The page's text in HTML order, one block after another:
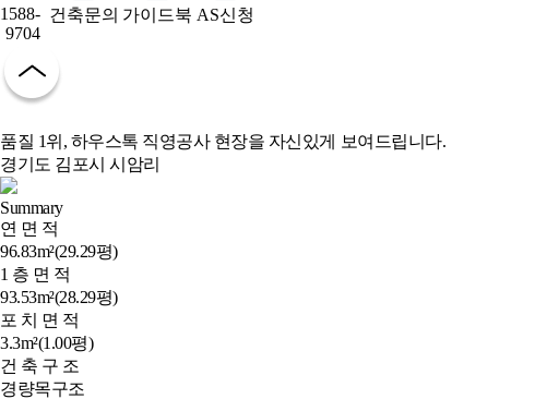
1588-
9704
건축문의 가이드북 AS신청
품질 1위, 하우스톡 직영공사 현장을 자신있게 보여드립니다.
경기도 김포시 시암리
Summary
연 면 적
96.83m²(29.29평)
1 층 면 적
93.53m²(28.29평)
포 치 면 적
3.3m²(1.00평)
건 축 구 조
경량목구조